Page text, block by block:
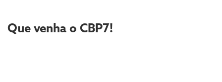
Que venha o CBP7!